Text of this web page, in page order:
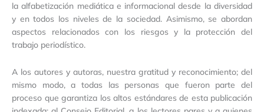
la alfabetización mediática e informacional desde la diversidad
y en todos los niveles de la sociedad. Asimismo, se abordan
aspectos relacionados con los riesgos y la protección del
trabajo periodístico.
A los autores y autoras, nuestra gratitud y reconocimiento; del
mismo modo, a todas las personas que fueron parte del
proceso que garantiza los altos estándares de esta publicación